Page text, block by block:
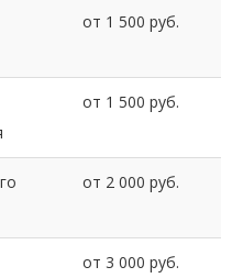
от 1 500 руб.
от 1 500 руб.
от 2 000 руб.
от 3 000 руб.